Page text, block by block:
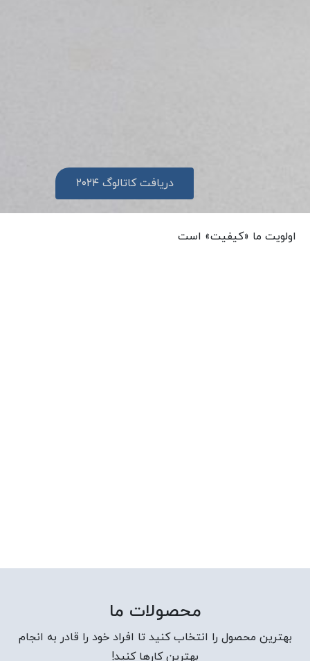
اولویت ما «کیفیت» است
دریافت کاتالوگ ۲۰۲۴
محصولات ما
بهترین محصول را انتخاب کنید تا افراد خود را قادر به انجام
بهترین کارها کنید!